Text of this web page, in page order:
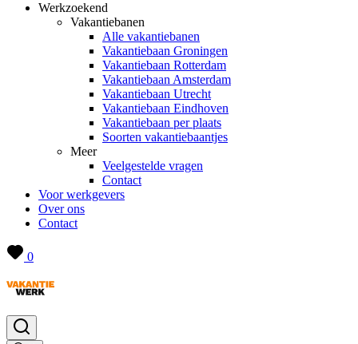
Werkzoekend
Vakantiebanen
Alle vakantiebanen
Vakantiebaan Groningen
Vakantiebaan Rotterdam
Vakantiebaan Amsterdam
Vakantiebaan Utrecht
Vakantiebaan Eindhoven
Vakantiebaan per plaats
Soorten vakantiebaantjes
Meer
Veelgestelde vragen
Contact
Voor werkgevers
Over ons
Contact
0